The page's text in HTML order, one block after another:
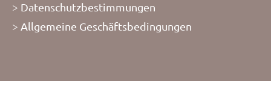
Datenschutzbestimmungen
Allgemeine Geschäftsbedingungen